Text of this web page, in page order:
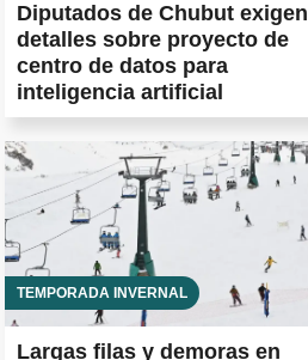
Diputados de Chubut exigen
detalles sobre proyecto de
centro de datos para
inteligencia artificial
TEMPORADA INVERNAL
Largas filas y demoras en